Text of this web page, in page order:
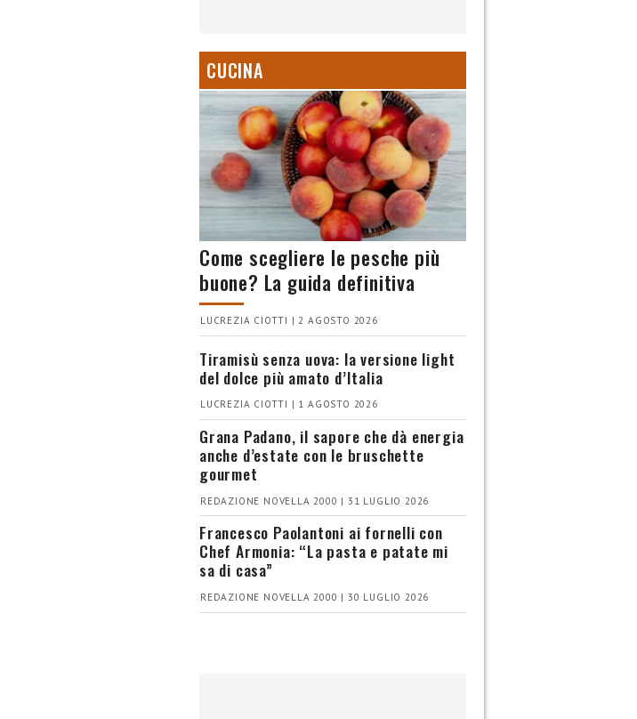
CUCINA
Come scegliere le pesche più
buone? La guida definitiva
LUCREZIA CIOTTI | 2 AGOSTO 2026
Tiramisù senza uova: la versione light
del dolce più amato d’Italia
LUCREZIA CIOTTI | 1 AGOSTO 2026
Grana Padano, il sapore che dà energia
anche d’estate con le bruschette
gourmet
REDAZIONE NOVELLA 2000 | 31 LUGLIO 2026
Francesco Paolantoni ai fornelli con
Chef Armonia: “La pasta e patate mi
sa di casa”
REDAZIONE NOVELLA 2000 | 30 LUGLIO 2026